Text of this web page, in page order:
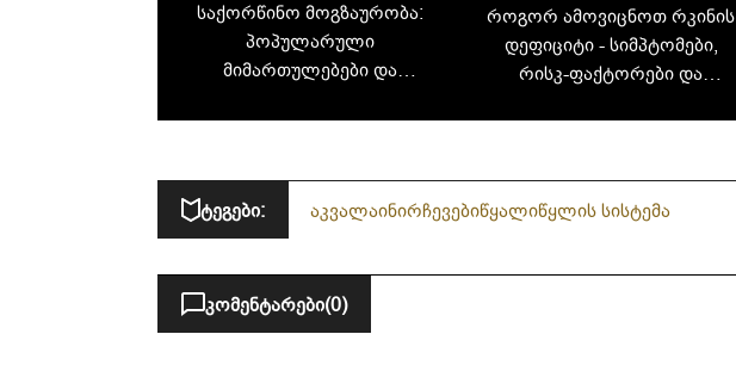
საქორწინო მოგზაურობა:
პოპულარული
მიმართულებები და
როგორ ამოვიცნოთ რკინის
დეფიციტი - სიმპტომები,
რისკ-ფაქტორები და
ტეგები: აკვალაინირჩევებიწყალიწყლის სისტემა
კომენტარები(0)